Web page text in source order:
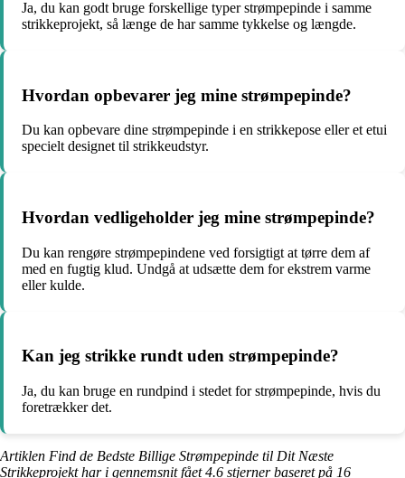
Ja, du kan godt bruge forskellige typer strømpepinde i samme
strikkeprojekt, så længe de har samme tykkelse og længde.
Hvordan opbevarer jeg mine strømpepinde?
Du kan opbevare dine strømpepinde i en strikkepose eller et etui
specielt designet til strikkeudstyr.
Hvordan vedligeholder jeg mine strømpepinde?
Du kan rengøre strømpepindene ved forsigtigt at tørre dem af
med en fugtig klud. Undgå at udsætte dem for ekstrem varme
eller kulde.
Kan jeg strikke rundt uden strømpepinde?
Ja, du kan bruge en rundpind i stedet for strømpepinde, hvis du
foretrækker det.
Artiklen Find de Bedste Billige Strømpepinde til Dit Næste
Strikkeprojekt har i gennemsnit fået4.6 stjerner baseret på 16